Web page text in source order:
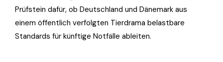
Prüfstein dafür, ob Deutschland und Dänemark aus
einem öffentlich verfolgten Tierdrama belastbare
Standards für künftige Notfälle ableiten.